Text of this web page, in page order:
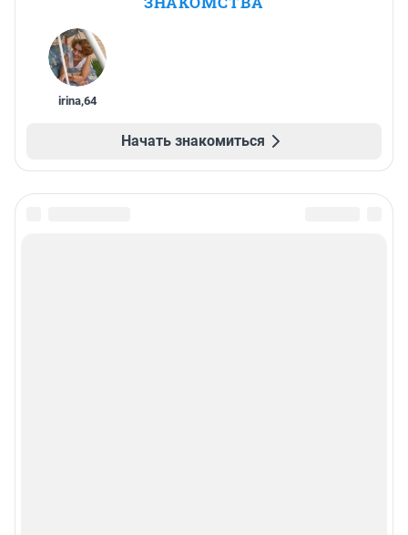
irina,64
Начать знакомиться